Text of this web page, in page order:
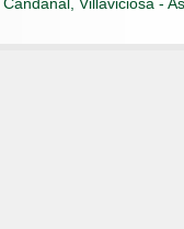
Villaviciosa -